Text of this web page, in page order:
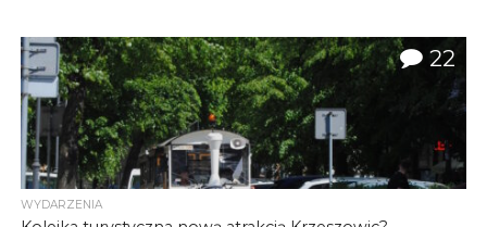
22
WYDARZENIA